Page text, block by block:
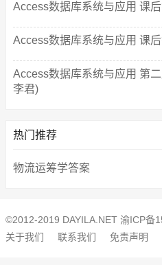
Access数据库系统与应用 课
Access数据库系统与应用 课
Access数据库系统与应用 第
李君)
热门推荐
物流运筹学答案
©2012-2019 DAYILA.NET 渝ICP备
关于我们
联系我们 免责声明